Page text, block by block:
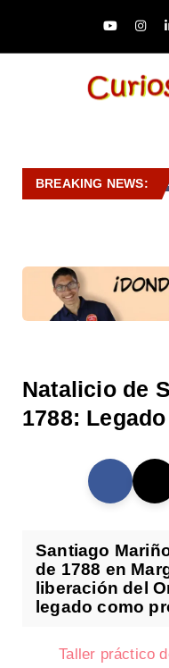
BREAKING NEWS:
Natalicio de
1788:
Santiago
de 1788 en
liberación del
legado como
Taller práctico